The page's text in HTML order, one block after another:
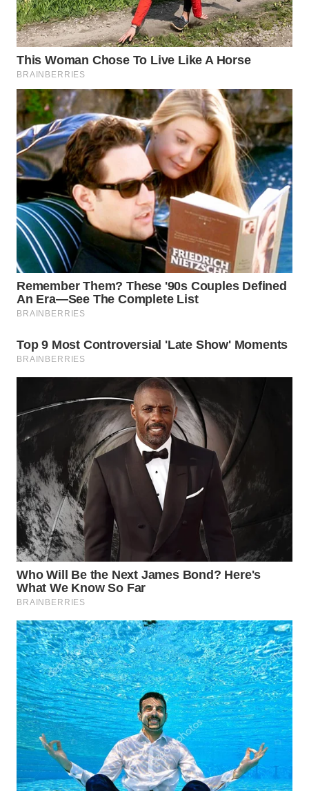
MAJALENGKA
WN
SUBANG
WN
SUKABUMI
WN
PURWAKARTA
WN
PRIANGAN
TIMUR
WN
SEMARANG
WN
WN
BOROBUDUR
MADURA
WN
SURABAYA
WN
NATUNA
WN
BINTAN
WN
MANDALIKA
WN
LIKUPANG
WN
LABUANBAJO
WN
BORNEO